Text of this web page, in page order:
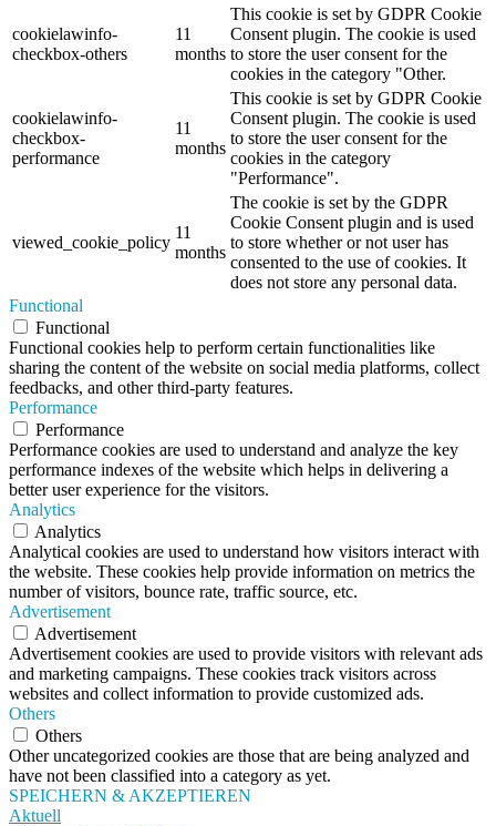
cookielawinfo-
checkbox-others
11
months
This cookie is set by GDPR Cookie
Consent plugin. The cookie is used
to store the user consent for the
cookies in the category "Other.
cookielawinfo-
checkbox-
performance
11
months
This cookie is set by GDPR Cookie
Consent plugin. The cookie is used
to store the user consent for the
cookies in the category
"Performance".
viewed_cookie_policy
11
months
The cookie is set by the GDPR
Cookie Consent plugin and is used
to store whether or not user has
consented to the use of cookies. It
does not store any personal data.
Functional
Functional
Functional cookies help to perform certain functionalities like
sharing the content of the website on social media platforms, collect
feedbacks, and other third-party features.
Performance
Performance
Performance cookies are used to understand and analyze the key
performance indexes of the website which helps in delivering a
better user experience for the visitors.
Analytics
Analytics
Analytical cookies are used to understand how visitors interact with
the website. These cookies help provide information on metrics the
number of visitors, bounce rate, traffic source, etc.
Advertisement
Advertisement
Advertisement cookies are used to provide visitors with relevant ads
and marketing campaigns. These cookies track visitors across
websites and collect information to provide customized ads.
Others
Others
Other uncategorized cookies are those that are being analyzed and
have not been classified into a category as yet.
SPEICHERN & AKZEPTIEREN
Aktuell